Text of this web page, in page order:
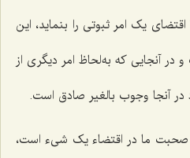
یک امر ثبوتی را بنماید، این
در آنجایی که به‌لحاظ امر دیگری از
آنجا وجوب بالغیر صادق است.
صحبت ما در اقتضاء یک شیء است،